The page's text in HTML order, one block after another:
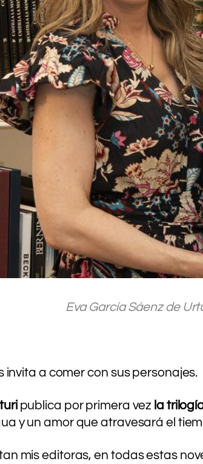
Eva García Sáenz de
invita a comer con sus personajes.
publica por primera vez la
y un amor que atravesará el
mis editoras, en todas estas